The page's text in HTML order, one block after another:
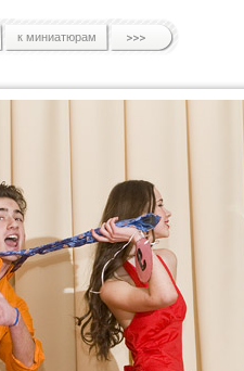
к миниатюрам